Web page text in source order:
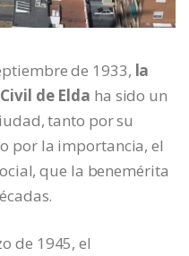
de 1933, la
de Elda ha sido un
tanto por su
por la importancia, el
que la benemérita
de 1945, el